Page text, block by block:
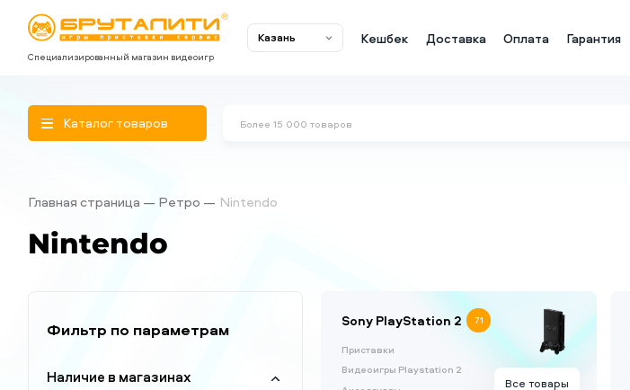
Специализированный магазин видеоигр
Казань Кешбек Доставка Оплата Гарантия
Каталог товаров
Главная страница Ретро Nintendo
Nintendo
Фильтр по параметрам
Наличие в магазинах
Sony PlayStation 2 71
Приставки
Видеоигры Playstation 2
Все товары